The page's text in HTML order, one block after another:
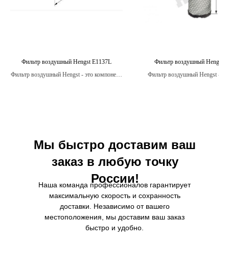
Фильтр воздушный Hengst E1137L
Фильтр воздушный Hengst - это компонент,
Фильтр воздушный Hengst
Фильтр воздушный Hengst -
Мы быстро доставим ваш
заказ в любую точку
России!
Наша команда профессионалов гарантирует
максимальную скорость и сохранность
доставки. Независимо от вашего
местоположения, мы доставим ваш заказ
быстро и удобно.